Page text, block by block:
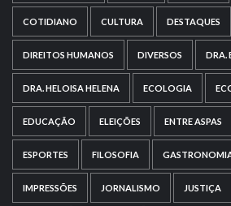
COTIDIANO CULTURA DESTAQUES
DIREITOS HUMANOS DIVERSOS DRA.
DRA. HELOISA HELENA ECOLOGIA
EDUCAÇÃO ELEIÇÕES ENTRE ASPAS
ESPORTES FILOSOFIA
IMPRESSÕES JORNALISMO JUSTIÇA